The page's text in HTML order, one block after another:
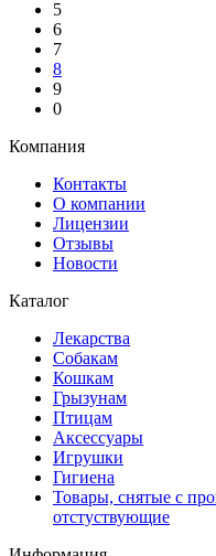
5
6
7
8
9
0
Компания
Контакты
О компании
Лицензии
Отзывы
Новости
Каталог
Лекарства
Собакам
Кошкам
Грызунам
Птицам
Аксессуары
Игрушки
Гигиена
Товары, снятые с
отстуствующие